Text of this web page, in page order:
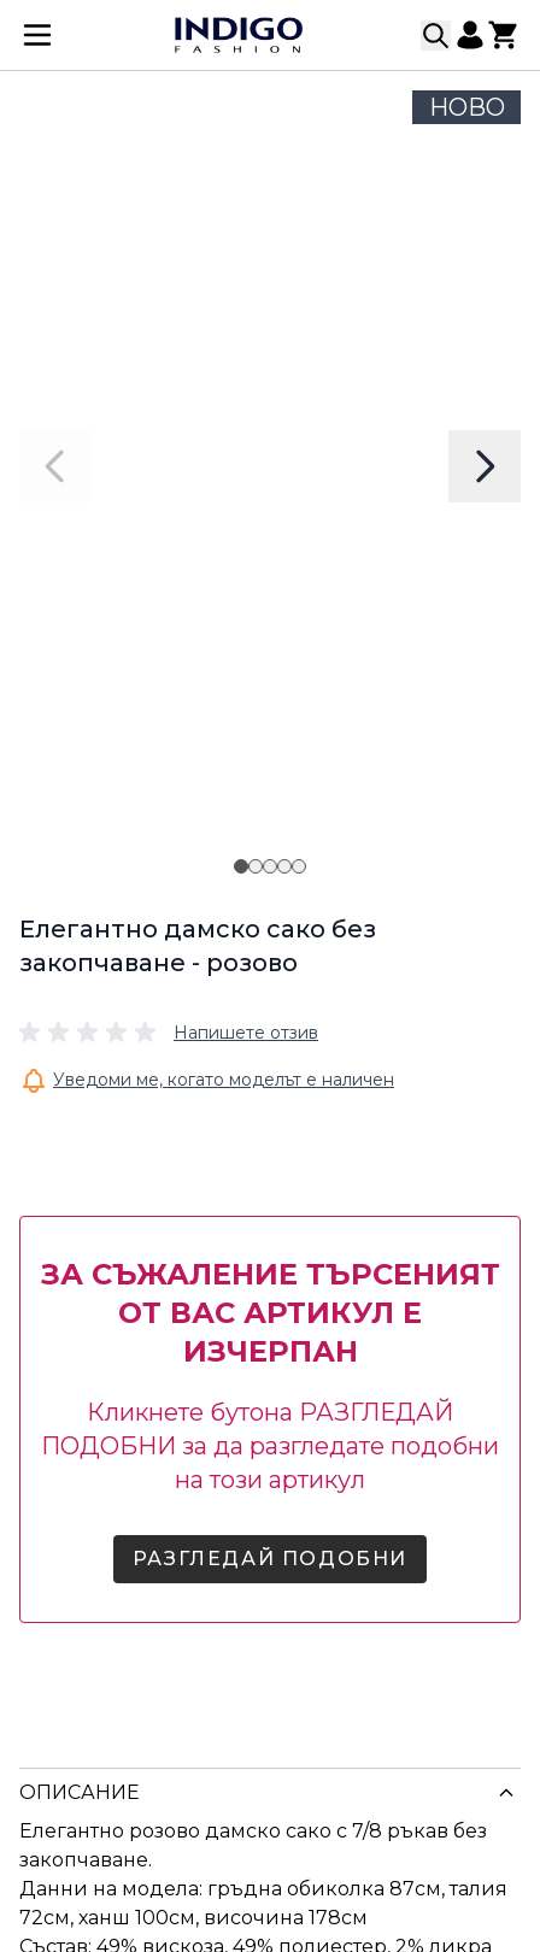
Прескачане към съдържанието
НОВО
Елегантно дамско сако без
закопчаване - розово
Напишете отзив
Уведоми ме, когато моделът е наличен
ЗА СЪЖАЛЕНИЕ ТЪРСЕНИЯТ
ОТ ВАС АРТИКУЛ Е
ИЗЧЕРПАН
Кликнете бутона РАЗГЛЕДАЙ
ПОДОБНИ за да разгледате подобни
на този артикул
РАЗГЛЕДАЙ ПОДОБНИ
ОПИСАНИЕ
Елегантно розово дамско сако с 7/8 ръкав без
закопчаване.
Данни на модела: гръдна обиколка 87см, талия
72см, ханш 100см, височина 178см
Състав: 49% вискоза, 49% полиестер, 2% ликра